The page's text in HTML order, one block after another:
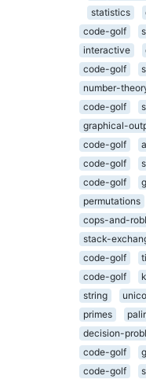
statistics
code-golf
interactive
code-golf
number-
code-golf
graphical-
code-golf
code-golf
code-golf
permutations
cops-and-
stack-
code-golf
code-golf
string
primes
decision-
code-golf
code-golf